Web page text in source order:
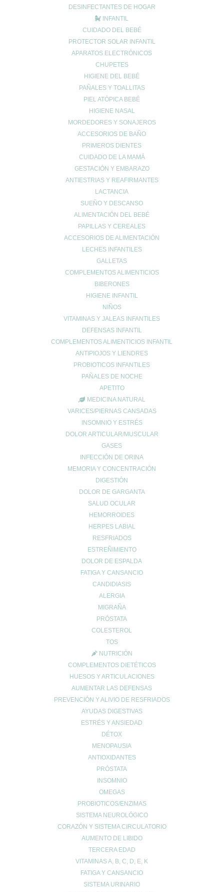
DESINFECTANTES DE HOGAR
INFANTIL
CUIDADO DEL BEBÉ
PROTECTOR SOLAR INFANTIL
APARATOS ELECTRÓNICOS
CHUPETES
HIGIENE DEL BEBÉ
PAÑALES Y TOALLITAS
PIEL ATÓPICA BEBÉ
HIGIENE NASAL
MORDEDORES Y SONAJEROS
ACCESORIOS DE BAÑO
PRIMEROS DIENTES
CUIDADO DE LA MAMÁ
GESTACIÓN Y EMBARAZO
ANTIESTRIAS Y REAFIRMANTES
LACTANCIA
SUEÑO Y DESCANSO
ALIMENTACIÓN DEL BEBÉ
PAPILLAS Y CEREALES
ACCESORIOS DE ALIMENTACIÓN
LECHES INFANTILES
GALLETAS
COMPLEMENTOS ALIMENTICIOS
BIBERONES
HIGIENE INFANTIL
NIÑOS
VITAMINAS Y JALEAS INFANTILES
DEFENSAS INFANTIL
COMPLEMENTOS ALIMENTICIOS INFANTIL
ANTIPIOJOS Y LIENDRES
PROBIOTICOS INFANTILES
PAÑALES DE NOCHE
APETITO
MEDICINA NATURAL
VARICES/PIERNAS CANSADAS
INSOMNIO Y ESTRÉS
DOLOR ARTICULAR/MUSCULAR
GASES
INFECCIÓN DE ORINA
MEMORIA Y CONCENTRACIÓN
DIGESTIÓN
DOLOR DE GARGANTA
SALUD OCULAR
HEMORROIDES
HERPES LABIAL
RESFRIADOS
ESTREÑIMIENTO
DOLOR DE ESPALDA
FATIGA Y CANSANCIO
CANDIDIASIS
ALERGIA
MIGRAÑA
PRÓSTATA
COLESTEROL
TOS
NUTRICIÓN
COMPLEMENTOS DIETÉTICOS
HUESOS Y ARTICULACIONES
AUMENTAR LAS DEFENSAS
PREVENCIÓN Y ALIVIO DE RESFRIADOS
AYUDAS DIGESTIVAS
ESTRÉS Y ANSIEDAD
DÉTOX
MENOPAUSIA
ANTIOXIDANTES
PRÓSTATA
INSOMNIO
OMEGAS
PROBIOTICOS/ENZIMAS
SISTEMA NEUROLÓGICO
CORAZÓN Y SISTEMA CIRCULATORIO
AUMENTO DE LIBIDO
TERCERA EDAD
VITAMINAS A, B, C, D, E, K
FATIGA Y CANSANCIO
SISTEMA URINARIO
Creatina: El secreto para maximizar tu rendimiento y cuidar tu
EXCESOS NAVIDEÑOS
Cuidado Cardiovascular
Cuidado de las articulaciones
problemas digestivos
UBICACIÓN
CONTACTO
962678036|622904490
info@farmaciaromerosagunto.com
HORARIO
De Lunes a Viernes
de 9:00h a 14:00h
Sábados de 9:00h a 13:30h
MI ESPACIO
Carrito de compra
Finalizar compra
Lista de deseos